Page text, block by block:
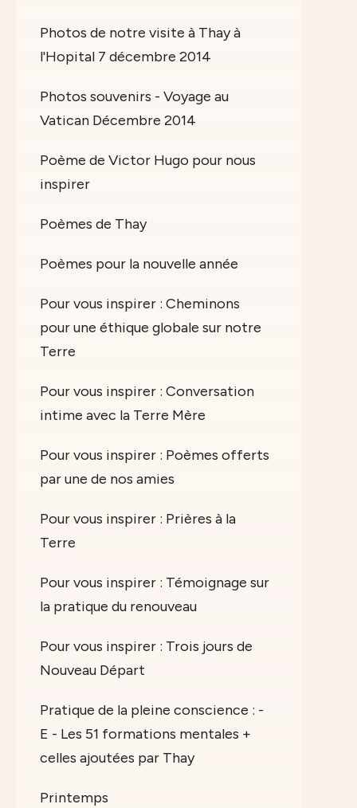
Photos de notre visite à Thay à
l'Hopital 7 décembre 2014
Photos souvenirs - Voyage au
Vatican Décembre 2014
Poème de Victor Hugo pour nous
inspirer
Poèmes de Thay
Poèmes pour la nouvelle année
Pour vous inspirer : Cheminons
pour une éthique globale sur notre
Terre
Pour vous inspirer : Conversation
intime avec la Terre Mère
Pour vous inspirer : Poèmes offerts
par une de nos amies
Pour vous inspirer : Prières à la
Terre
Pour vous inspirer : Témoignage sur
la pratique du renouveau
Pour vous inspirer : Trois jours de
Nouveau Départ
Pratique de la pleine conscience : -
E - Les 51 formations mentales +
celles ajoutées par Thay
Printemps